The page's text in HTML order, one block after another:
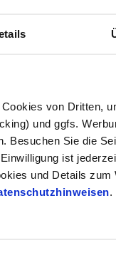
von Dritten,
und ggfs.
Besuchen Sie die
ist
und Details zum
.